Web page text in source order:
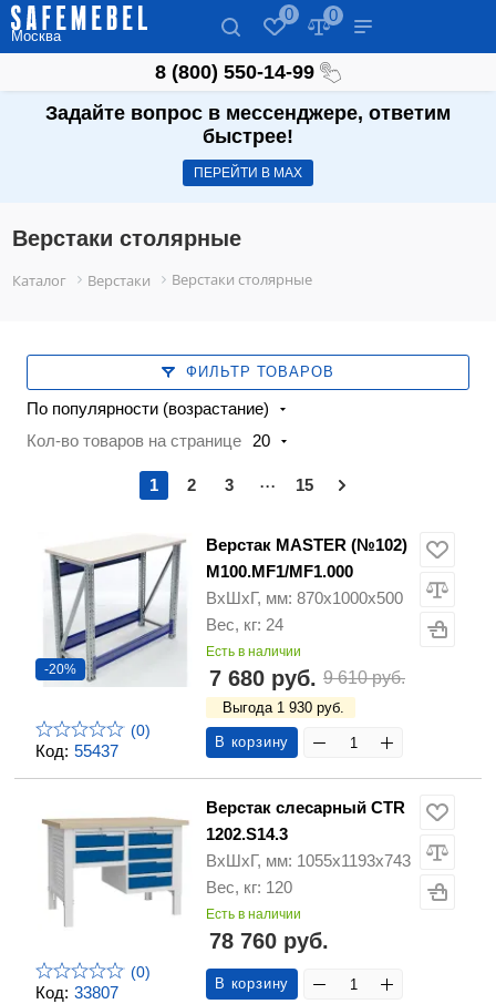
Москва
0 0
8 (800) 550-14-99
Задайте вопрос в мессенджере, ответим
быстрее!
ПЕРЕЙТИ В МАХ
Верстаки столярные
Каталог Верстаки Верстаки столярные
ФИЛЬТР ТОВАРОВ
По популярности (возрастание)
Кол-во товаров на странице
20
1 2 3 ... 15
Код: 55437
-20%
(0)
Верстак MASTER (№102)
M100.MF1/MF1.000
ВхШхГ, мм: 870х1000х500
Вес, кг: 24
Есть в наличии
7 680 руб. 9 610 руб.
Выгода 1 930 руб.
В корзину
Код: 33807
(0)
Верстак слесарный CTR
1202.S14.3
ВхШхГ, мм: 1055х1193х743
Вес, кг: 120
Есть в наличии
78 760 руб.
В корзину